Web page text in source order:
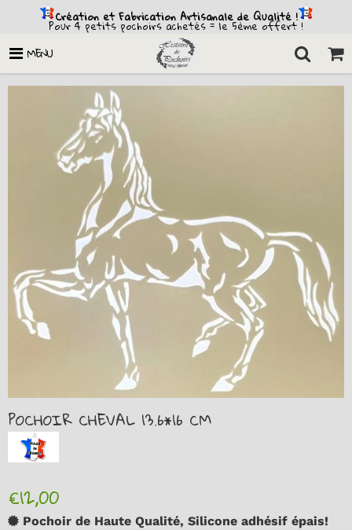
Création et Fabrication Artisanale de Qualité !
Pour 4 petits pochoirs achetés = le 5ème offert !
MENU
POCHOIR CHEVAL 13.6*16 CM
€12,00
Pochoir de Haute Qualité, Silicone adhésif épais!